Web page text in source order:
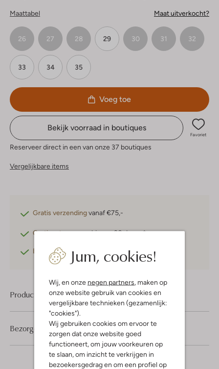
Jum, cookies!
Wij, en onze negen partners, maken op
onze website gebruik van cookies en
vergelijkbare technieken (gezamenlijk:
"cookies").
Wij gebruiken cookies om ervoor te
zorgen dat onze website goed
functioneert, om jouw voorkeuren op
te slaan, om inzicht te verkrijgen in
bezoekersgedrag en om een profiel op
Maattabel Maat uitverkocht?
26 27 28 29 30 31 32
33 34 35
Voeg toe
Bekijk voorraad in boutiques
Favoriet
Reserveer direct in een van onze 37 boutiques
Vergelijkbare items
Gratis verzendingvanaf €75,-
Gratis retournerenbinnen 30 dagen*
Betaal achteraf
Product informatie
Bezorgen & retourneren